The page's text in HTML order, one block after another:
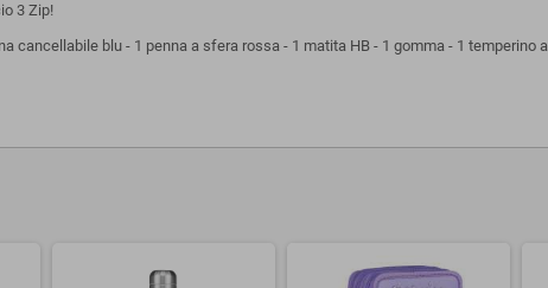
3 Zip!
cancellabile blu - 1 penna a sfera rossa - 1 matita HB - 1 gomma - 1